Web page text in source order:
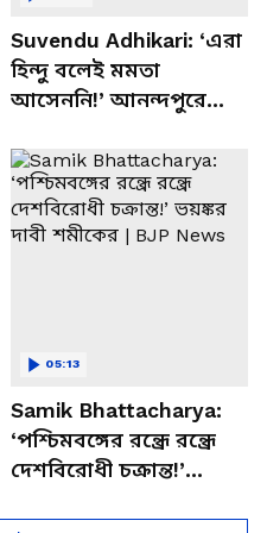
Suvendu Adhikari: ‘এরা
হিন্দু বলেই মমতা
আসেননি!’ আনন্দপুরে
খোলসা করলেন শুভেন্দু
Samik Bhattacharya:
‘পশ্চিমবঙ্গের রন্ধ্রে রন্ধ্রে
দেশবিরোধী চক্রান্ত!’
05:13